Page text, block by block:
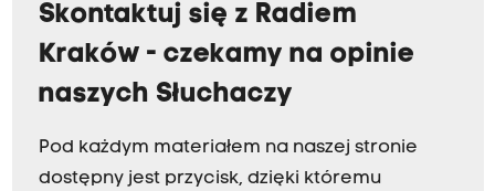
Skontaktuj się z Radiem
Kraków - czekamy na opinie
naszych Słuchaczy
Pod każdym materiałem na naszej stronie
dostępny jest przycisk, dzięki któremu